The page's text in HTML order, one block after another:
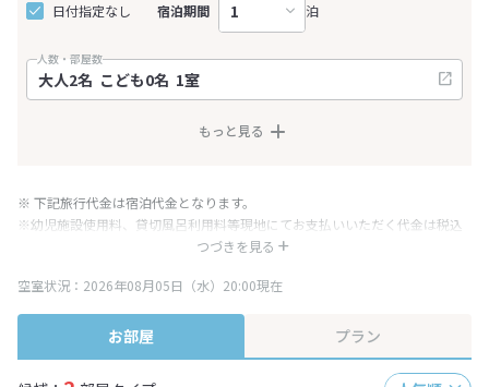
日付指定なし 宿泊期間 泊
人数・部屋数
もっと見る
つづきを見る
※ 下記旅行代金は宿泊代金となります。
※幼児施設使用料、貸切風呂利用料等現地にてお支払いいただく代金は税込
み表記となりますが、消費税増税に伴い代金が一部変更となる場合がござい
※表示されている旅行代金・プラン内容は一定時間ごとに更新されます。最
終確認画面でご確認ください。
空室状況：2026年08月05日（水）20:00現在
お部屋 プラン